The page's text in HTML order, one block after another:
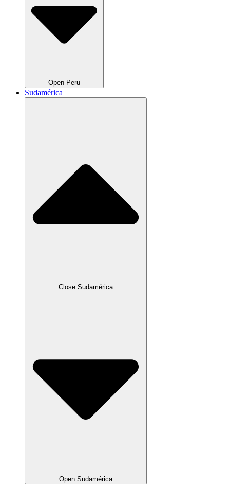
Open Peru
Sudamérica
Close Sudamérica
Open Sudamérica